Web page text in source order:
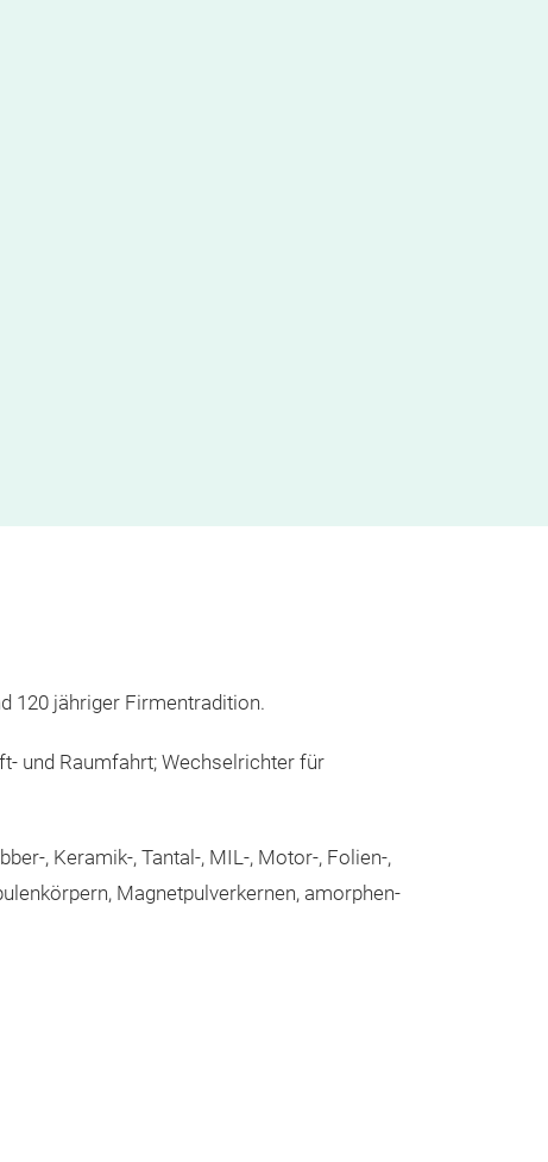
120 jähriger Firmentradition.
und Raumfahrt; Wechselrichter für
, Keramik-, Tantal-, MIL-, Motor-, Folien-,
Magnetpulverkernen, amorphen-